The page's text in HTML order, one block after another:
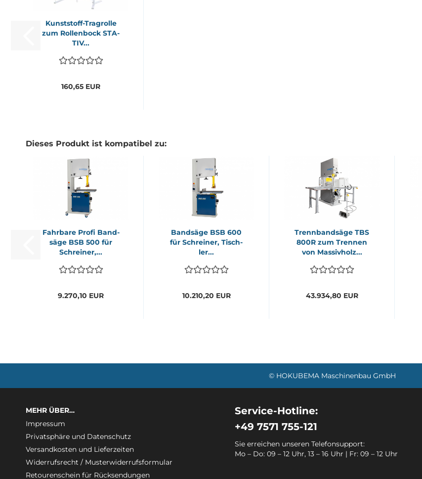
Kunststoff-​​Tra­g­rol­le
zum Rol­len­bock STA­
TIV...
160,65 EUR
Dieses Produkt ist kompatibel zu:
Fahr­ba­re Profi Band­
sä­ge BSB 500 für
Schrei­ner,...
9.270,10 EUR
Band­sä­ge BSB 600
für Schrei­ner, Tisch­
ler...
10.210,20 EUR
Trenn­band­sä­ge TBS
800R zum Tren­nen
von Mas­siv­holz...
43.934,80 EUR
© HOKUBEMA Maschinenbau GmbH
MEHR ÜBER…
Impressum
Privatsphäre und Datenschutz
Versandkosten und Lieferzeiten
Widerrufsrecht / Musterwiderrufsformular
Retourenschein für Rücksendungen
Service-Hotline:
+49 7571 755-121
Sie erreichen unseren Telefonsupport:
Mo – Do: 09 – 12 Uhr, 13 – 16 Uhr | Fr: 09 – 12 Uhr